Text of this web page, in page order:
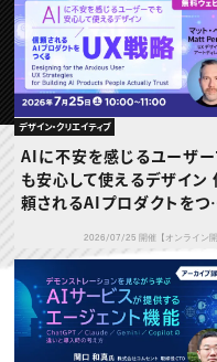
スキルアップしたい！
スキルアップしたい！ ト
デザイン
プログラミング
動画配信・映像制作
編集・ライティング
マーケティング
ディレクション
業界解説・キャリア事情
お役立ち基礎知識
TOP Creator’s コラム
TOP Creator’s コラム
Webクリエイター
アプリクリエイター
ゲームクリエイター
映像クリエイター
マーケッター
クリエイターインタビ
C＆R Magazine
セミナー
ニュース・トレンド
ニュース・トレンド トッ
Web
映像
ゲーム・エンタメ
広告
出版
CREATIVE VILLAGE
デザイン・クリエイティブ
AIに不安を感じるユーザー
も安心して使えるデザイン
頼されるAIプロダクトをつ
2026/07/25 開催【オンライン開